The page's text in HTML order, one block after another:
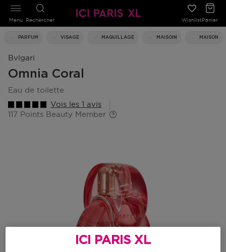
Rechercher WishlistPanier
PARFUM VISAGE MAQUILLAGE MAISOIN MAISON
Menu
Bvlgari
Omnia Coral
eau de toilette
Vois les 1 avis
117 Points Beauty Member
ICI PARIS XL